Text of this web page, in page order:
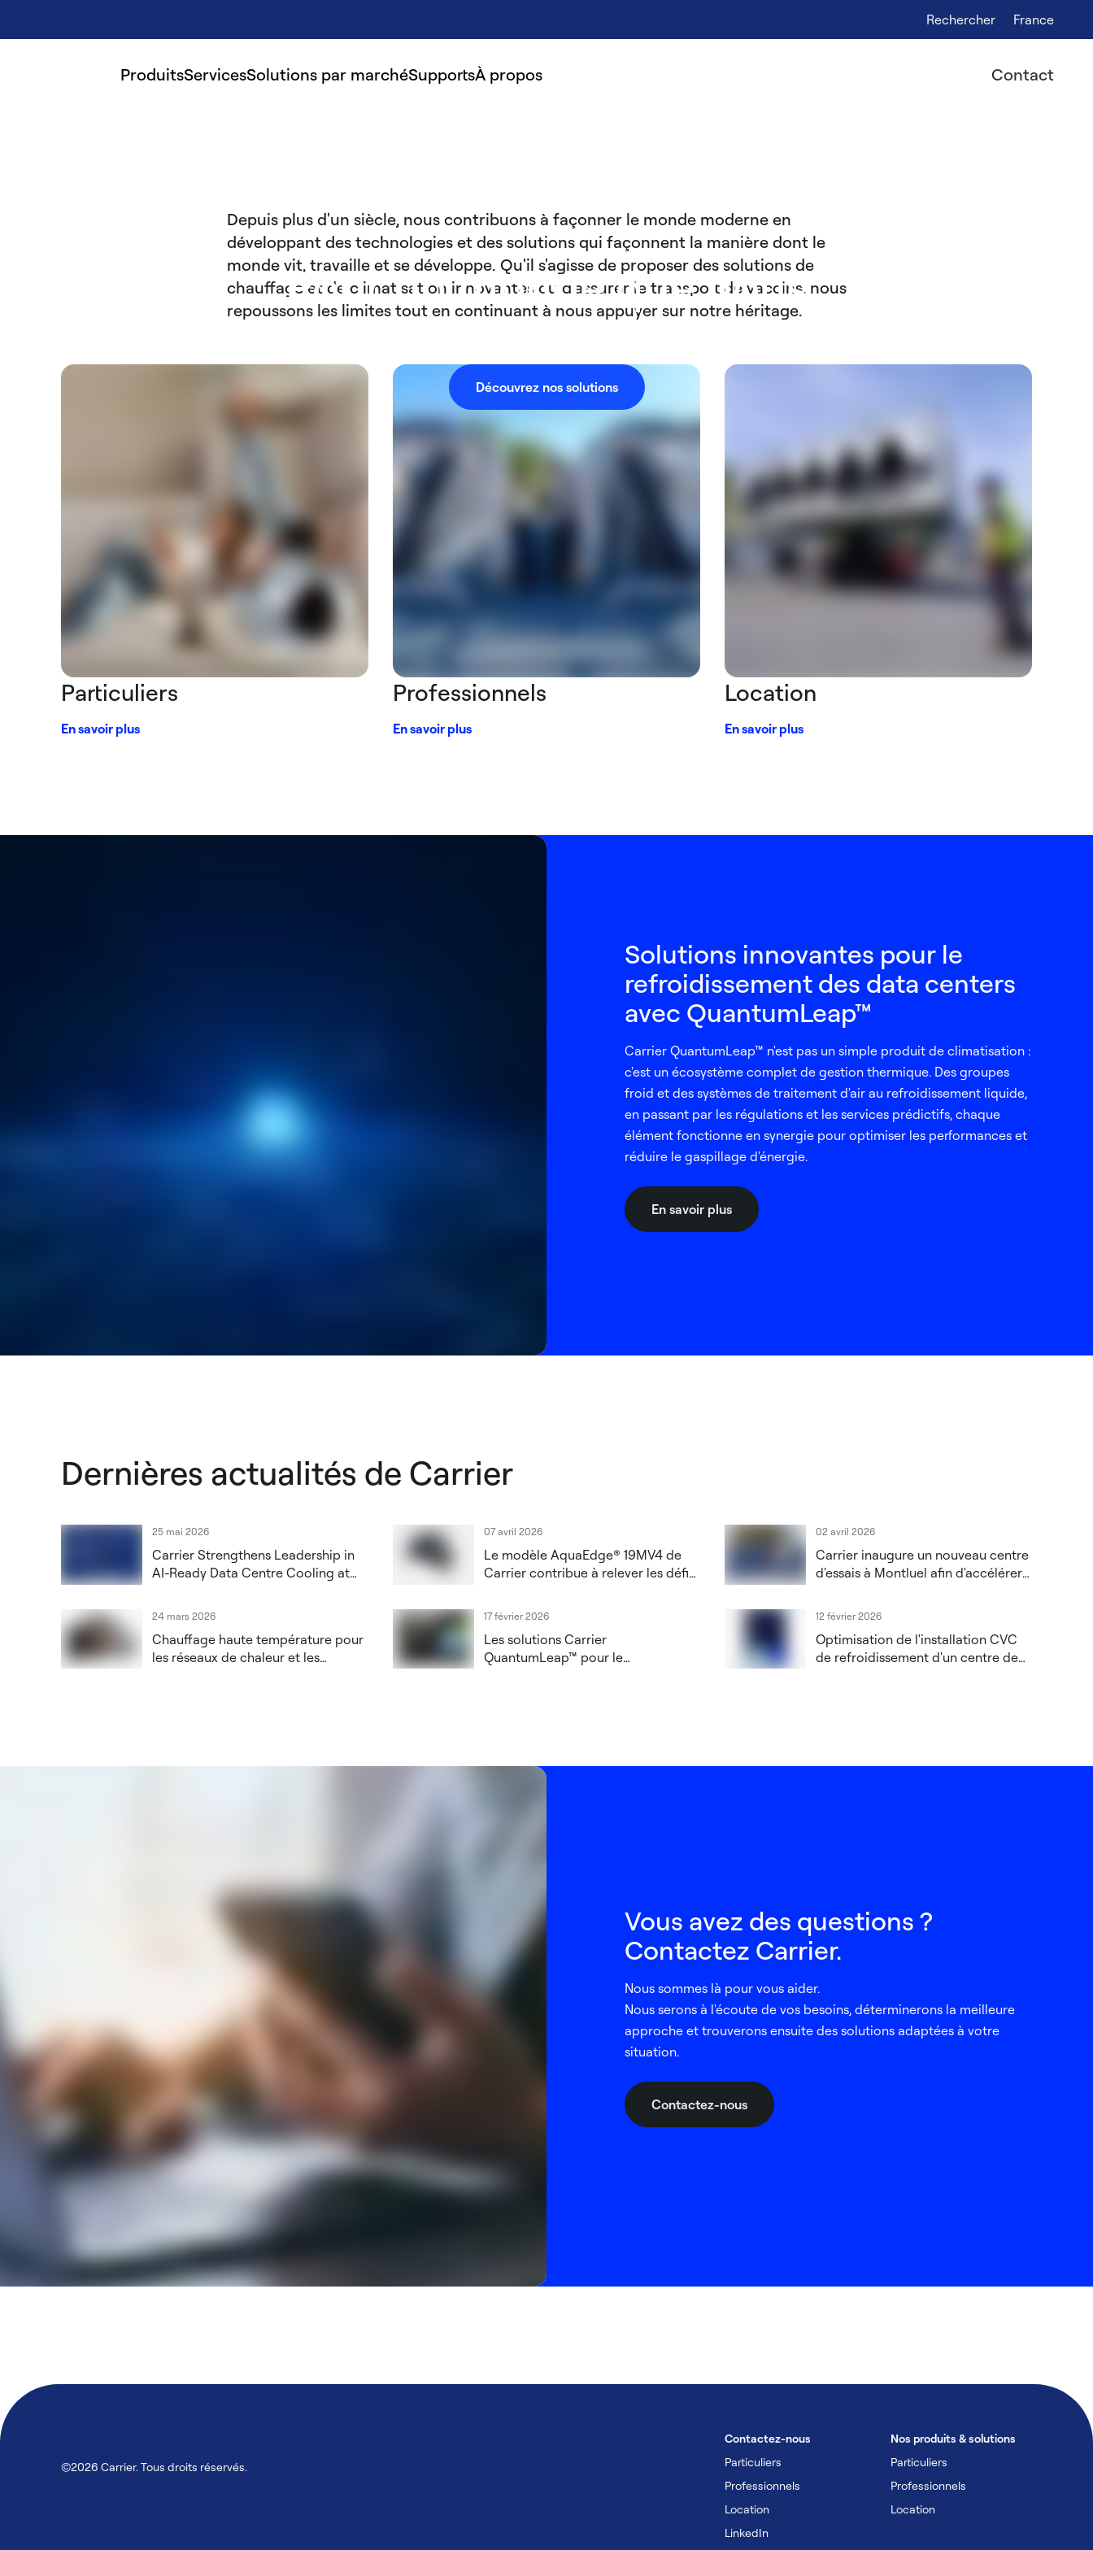
Rechercher France
ProduitsServicesSolutions par marchéSupportsÀ propos Contact
Pour un monde que nous
partageons
Découvrez nos solutions
Depuis plus d'un siècle, nous contribuons à façonner le monde moderne en
développant des technologies et des solutions qui façonnent la manière dont le
monde vit, travaille et se développe. Qu'il s'agisse de proposer des solutions de
chauffage et de climatisation innovantes ou d'assurer le transport de vaccins, nous
repoussons les limites tout en continuant à nous appuyer sur notre héritage.
Particuliers
En savoir plus
Professionnels
En savoir plus
Location
En savoir plus
Solutions innovantes pour le
refroidissement des data centers
avec QuantumLeap™
Carrier QuantumLeap™ n'est pas un simple produit de climatisation :
c'est un écosystème complet de gestion thermique. Des groupes
froid et des systèmes de traitement d'air au refroidissement liquide,
en passant par les régulations et les services prédictifs, chaque
élément fonctionne en synergie pour optimiser les performances et
réduire le gaspillage d'énergie.
En savoir plus
Dernières actualités de Carrier
25 mai 2026
Carrier Strengthens Leadership in
AI-Ready Data Centre Cooling at
07 avril 2026
Le modèle AquaEdge® 19MV4 de
Carrier contribue à relever les défis
thermique dans les centres de
02 avril 2026
Carrier inaugure un nouveau centre
d'essais à Montluel afin d'accélérer
solutions CVC haute performance
données
24 mars 2026
Chauffage haute température pour
les réseaux de chaleur et les
17 février 2026
Les solutions Carrier
QuantumLeap™ pour le
12 février 2026
Optimisation de l'installation CVC
de refroidissement d'un centre de
Vous avez des questions ?
Contactez Carrier.
Nous sommes là pour vous aider.
Nous serons à l'écoute de vos besoins, déterminerons la meilleure
approche et trouverons ensuite des solutions adaptées à votre
situation.
Contactez-nous
Contactez-nous
Particuliers
Professionnels
Location
LinkedIn
Nos produits & solutions
Particuliers
Professionnels
Location
©2026 Carrier. Tous droits réservés.